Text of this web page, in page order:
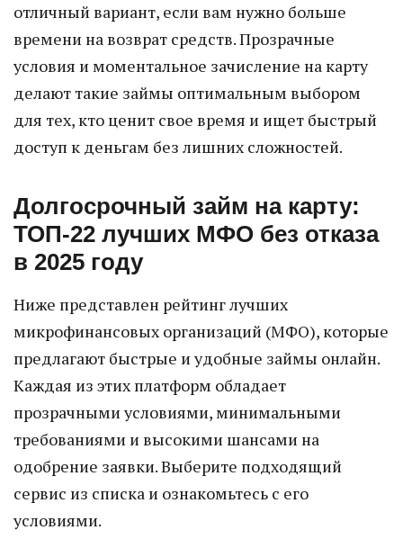
отличный вариант, если вам нужно больше
времени на возврат средств. Прозрачные
условия и моментальное зачисление на карту
делают такие займы оптимальным выбором
для тех, кто ценит свое время и ищет быстрый
доступ к деньгам без лишних сложностей.
Долгосрочный займ на карту:
ТОП-22 лучших МФО без отказа
в 2025 году
Ниже представлен рейтинг лучших
микрофинансовых организаций (МФО), которые
предлагают быстрые и удобные займы онлайн.
Каждая из этих платформ обладает
прозрачными условиями, минимальными
требованиями и высокими шансами на
одобрение заявки. Выберите подходящий
сервис из списка и ознакомьтесь с его
условиями.